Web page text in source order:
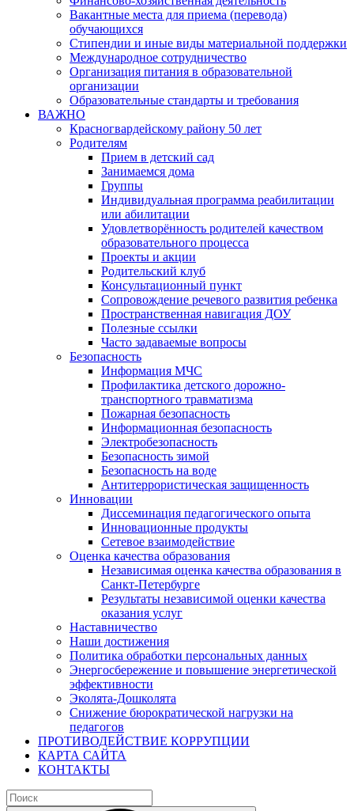
Вакантные места для приема (перевода)
обучающихся
Стипендии и иные виды материальной поддержки
Международное сотрудничество
Организация питания в образовательной
организации
Образовательные стандарты и требования
ВАЖНО
Красногвардейскому району 50 лет
Родителям
Прием в детский сад
Занимаемся дома
Группы
Индивидуальная программа реабилитации
или абилитации
Удовлетворённость родителей качеством
образовательного процесса
Проекты и акции
Родительский клуб
Консультационный пункт
Сопровождение речевого развития ребенка
Пространственная навигация ДОУ
Полезные ссылки
Часто задаваемые вопросы
Безопасность
Информация МЧС
Профилактика детского дорожно-
транспортного травматизма
Пожарная безопасность
Информационная безопасность
Электробезопасность
Безопасность зимой
Безопасность на воде
Антитеррористическая защищенность
Инновации
Диссеминация педагогического опыта
Инновационные продукты
Сетевое взаимодействие
Оценка качества образования
Независимая оценка качества образования в
Санкт-Петербурге
Результаты независимой оценки качества
оказания услуг
Наставничество
Наши достижения
Политика обработки персональных данных
Энергосбережение и повышение энергетической
эффективности
Эколята-Дошколята
Снижение бюрократической нагрузки на
педагогов
ПРОТИВОДЕЙСТВИЕ КОРРУПЦИИ
КАРТА САЙТА
КОНТАКТЫ